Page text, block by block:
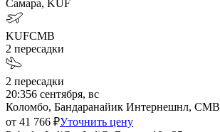
Самара, KUF
KUFCMB
2 пересадки
2 пересадки
20:356 сентября, вс
Коломбо, Бандаранайик Интернешнл, CMB
от 41 766 ₽Уточнить цену